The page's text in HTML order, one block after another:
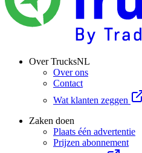
Over TrucksNL
Over ons
Contact
Wat klanten zeggen
Zaken doen
Plaats één advertentie
Prijzen abonnement